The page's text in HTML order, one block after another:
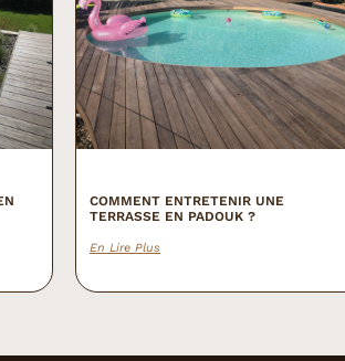
COMMENT ENTRETENIR UNE
TERRASSE EN PADOUK ?
En Lire Plus